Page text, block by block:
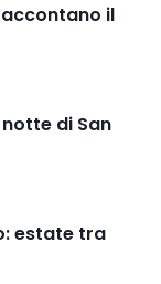
il
di San
estate tra